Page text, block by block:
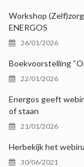
Workshop
ENERGOS
26/01/2026
Boekvoorstelling
22/01/2026
Energos geeft
of staan
21/01/2026
Herbekijk het
30/06/2021